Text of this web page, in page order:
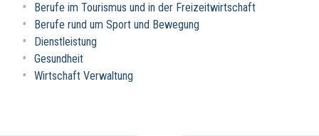
Berufe im Tourismus und in der Freizeitwirtschaft
Berufe rund um Sport und Bewegung
Dienstleistung
Gesundheit
Wirtschaft Verwaltung